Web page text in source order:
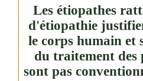
Les étiopathes
d'étiopathie
le corps humain
du traitement des
sont pas